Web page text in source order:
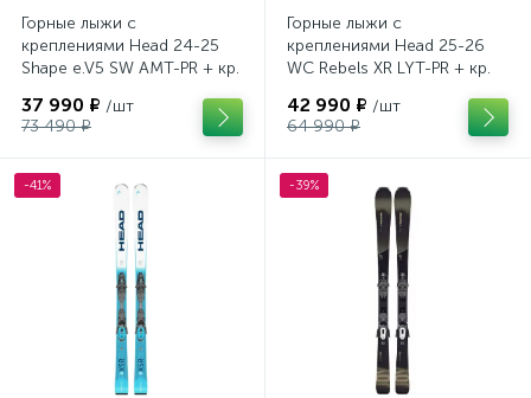
Горные лыжи с
креплениями Head 24-25
Shape e.V5 SW AMT-PR + кр.
37 990 ₽ /шт
73 490 ₽
Горные лыжи с
креплениями Head 25-26
WC Rebels XR LYT-PR + кр.
42 990 ₽ /шт
64 990 ₽
-41% -39%